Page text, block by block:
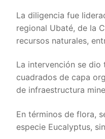
La diligencia fue
regional Ubaté, de la
recursos naturales,
La intervención se
cuadrados de capa
de infraestructura
En términos de flora,
especie Eucalyptus,